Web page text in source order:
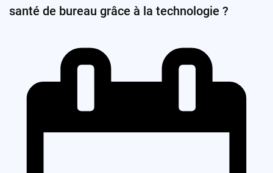
santé de bureau grâce à la technologie ?